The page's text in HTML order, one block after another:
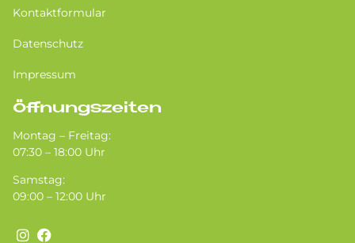
Kontaktformular
Datenschutz
Impressum
Öffnungszeiten
Montag – Freitag:
07:30 – 18:00 Uhr
Samstag:
09:00 – 12:00 Uhr